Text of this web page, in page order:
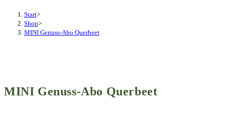
Start>
Shop>
MINI Genuss-Abo Querbeet
MINI Genuss-Abo Querbeet